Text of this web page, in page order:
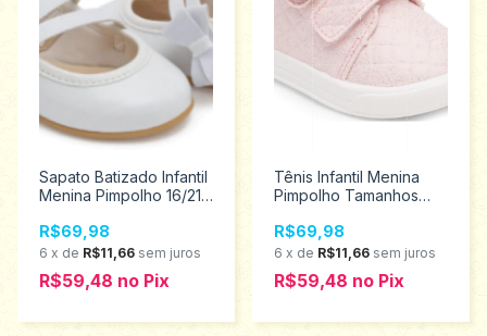
Sapato Batizado Infantil
Menina Pimpolho 16/21
R$69,98
6 x de R$11,66 sem juros
R$59,48 no Pix
Tênis Infantil Menina
Pimpolho Tamanhos
R$69,98
6 x de R$11,66 sem juros
R$59,48 no Pix